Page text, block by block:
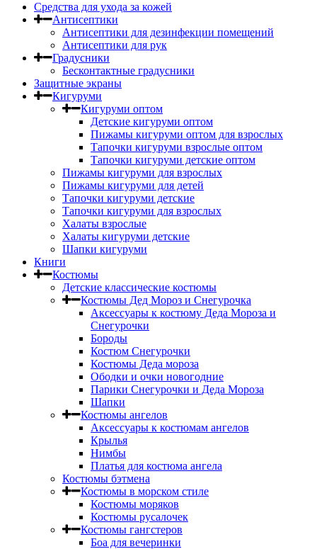
Средства для ухода за кожей
Антисептики
Антисептики для дезинфекции помещений
Антисептики для рук
Градусники
Бесконтактные градусники
Защитные экраны
Кигуруми
Кигуруми оптом
Детские кигуруми оптом
Пижамы кигуруми оптом для взрослых
Тапочки кигуруми взрослые оптом
Тапочки кигуруми детские оптом
Пижамы кигуруми для взрослых
Пижамы кигуруми для детей
Тапочки кигуруми детские
Тапочки кигуруми для взрослых
Халаты взрослые
Халаты кигуруми детские
Шапки кигуруми
Книги
Костюмы
Детские классические костюмы
Костюмы Дед Мороз и Снегурочка
Аксессуары к костюму Деда Мороза и
Снегурочки
Бороды
Костюм Снегурочки
Костюмы Деда мороза
Ободки и очки новогодние
Парики Снегурочки и Деда Мороза
Шапки
Костюмы ангелов
Аксессуары к костюмам ангелов
Крылья
Нимбы
Платья для костюма ангела
Костюмы бэтмена
Костюмы в морском стиле
Костюмы моряков
Костюмы русалочек
Костюмы гангстеров
Боа для вечеринки